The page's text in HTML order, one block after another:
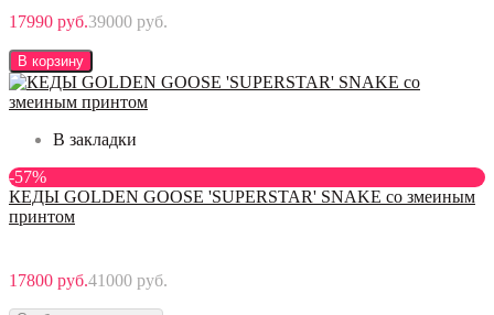
17990 руб.39000 руб.
В корзину
В закладки
-57%
КЕДЫ GOLDEN GOOSE 'SUPERSTAR' SNAKE со змеиным
принтом
17800 руб.41000 руб.